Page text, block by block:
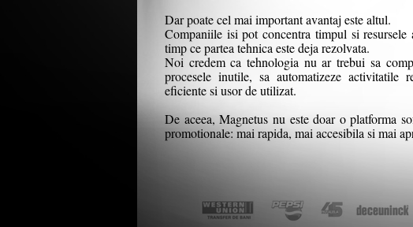
Dar poate cel mai important avantaj este altul.
Companiile isi pot concentra timpul si
timp ce partea tehnica este deja rezolvata.
Noi credem ca tehnologia nu ar trebui sa
procesele inutile, sa automatizeze activitatile
eficiente si usor de utilizat.
De aceea, Magnetus nu este doar o platforma
promotionale: mai rapida, mai accesibila si mai